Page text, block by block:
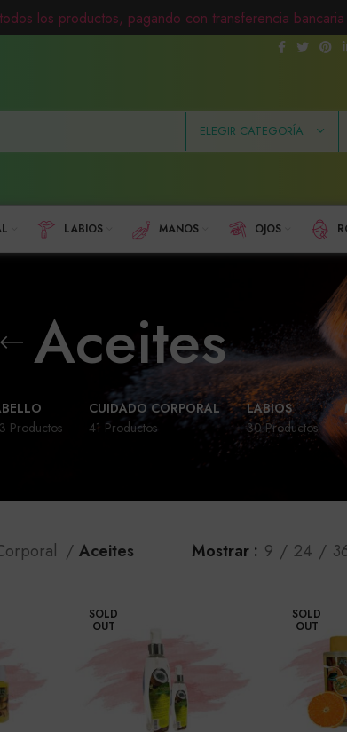
ELEGIR CATEGORÍA
LABIOS MANOS OJOS
Aceites
Productos
CUIDADO CORPORAL
41 Productos
LABIOS
30 Productos
Aceites Mostrar 9 24
SOLD
OUT
SOLD
OUT
los productos, pagando con transferencia bancaria